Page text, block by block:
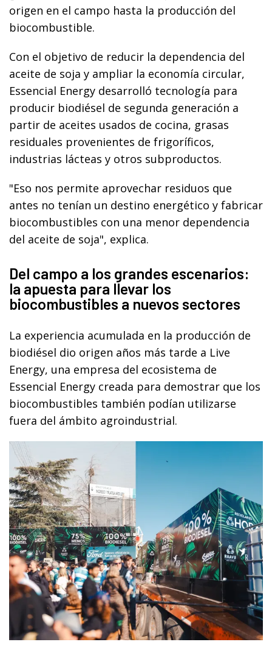
origen en el campo hasta la producción del
biocombustible.
Con el objetivo de reducir la dependencia del
aceite de soja y ampliar la economía circular,
Essencial Energy desarrolló tecnología para
producir biodiésel de segunda generación a
partir de aceites usados de cocina, grasas
residuales provenientes de frigoríficos,
industrias lácteas y otros subproductos.
"Eso nos permite aprovechar residuos que
antes no tenían un destino energético y fabricar
biocombustibles con una menor dependencia
del aceite de soja", explica.
Del campo a los grandes escenarios:
la apuesta para llevar los
biocombustibles a nuevos sectores
La experiencia acumulada en la producción de
biodiésel dio origen años más tarde a Live
Energy, una empresa del ecosistema de
Essencial Energy creada para demostrar que los
biocombustibles también podían utilizarse
fuera del ámbito agroindustrial.